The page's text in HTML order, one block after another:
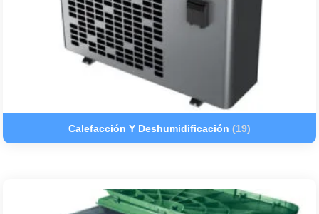
Calefacción Y Deshumidificación (19)